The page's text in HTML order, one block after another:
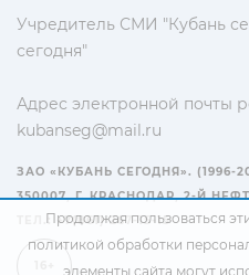
Учредитель СМИ "Кубань
сегодня"
Адрес электронной почты
kubanseg@mail.ru
ЗАО «КУБАНЬ СЕГОДНЯ». (1996-
350007, Г. КРАСНОДАР, 2-Й
ТЕЛ.: +7(861) 267-15-15
Продолжая пользоваться
политикой обработки
элементы сайта могут